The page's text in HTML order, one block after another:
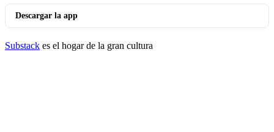
Descargar la app
Substack es el hogar de la gran cultura